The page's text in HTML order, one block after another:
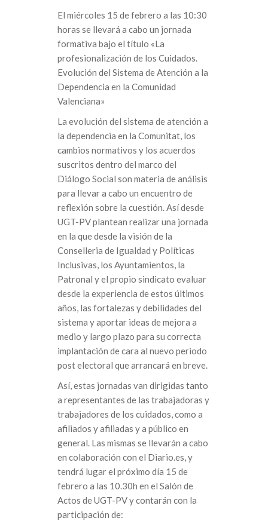
El miércoles 15 de febrero a las 10:30
horas se llevará a cabo un jornada
formativa bajo el título «La
profesionalización de los Cuidados.
Evolución del Sistema de Atención a la
Dependencia en la Comunidad
Valenciana»
La evolución del sistema de atención a
la dependencia en la Comunitat, los
cambios normativos y los acuerdos
suscritos dentro del marco del
Diálogo Social son materia de análisis
para llevar a cabo un encuentro de
reflexión sobre la cuestión. Así desde
UGT-PV plantean realizar una jornada
en la que desde la visión de la
Conselleria de Igualdad y Políticas
Inclusivas, los Ayuntamientos, la
Patronal y el propio sindicato evaluar
desde la experiencia de estos últimos
años, las fortalezas y debilidades del
sistema y aportar ideas de mejora a
medio y largo plazo para su correcta
implantación de cara al nuevo periodo
post electoral que arrancará en breve.
Así, estas jornadas van dirigidas tanto
a representantes de las trabajadoras y
trabajadores de los cuidados, como a
afiliados y afiliadas y a público en
general. Las mismas se llevarán a cabo
en colaboración con el Diario.es, y
tendrá lugar el próximo día 15 de
febrero a las 10.30h en el Salón de
Actos de UGT-PV y contarán con la
participación de: